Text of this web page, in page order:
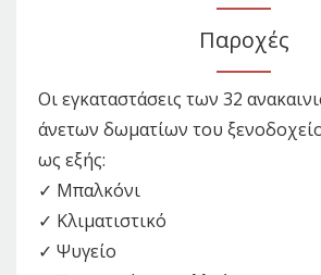
Παροχές
Οι εγκαταστάσεις των 32
άνετων δωματίων του
ως εξής:
✓ Μπαλκόνι
✓ Κλιματιστικό
✓ Ψυγείο